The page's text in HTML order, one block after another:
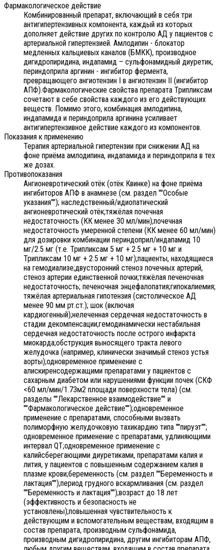
Фармакологическое действие
Комбинированный препарат, включающий в себя три
антигипертензивных компонента, каждый из которых
дополняет действие других по контролю АД у пациентов с
артериальной гипертензией. Амлодипин - блокатор
медленных кальциевых каналов (БМКК), производное
дигидропиридина, индапамид – сульфонамидный диуретик,
периндоприла аргинин - ингибитор фермента,
превращающего ангиотензин I в ангиотензин II (ингибитор
АПФ).Фармакологические свойства препарата Трипликсам
сочетают в себе свойства каждого из его действующих
веществ. Помимо этого, комбинация амлодипина,
индапамида и периндоприла аргинина усиливает
антигипертензивное действие каждого из компонентов.
Показания к применению
Терапия артериальной гипертензии при снижении АД на
фоне приёма амлодипина, индапамида и периндоприла в тех
же дозах.
Противопоказания
Ангионевротический отёк (отёк Квинке) на фоне приёма
ингибиторов АПФ в анамнезе (см. раздел ""Особые
указания""); наследственный/идиопатический
ангионевротический отёк;тяжёлая почечная
недостаточность (КК менее 30 мл/мин);почечная
недостаточность умеренной степени (КК менее 60 мл/мин)
для дозировки комбинации периндоприл/индапамид 10
мг/2.5 мг (т.е. Трипликсам 5 мг + 2.5 мг + 10 мг и
Трипликсам 10 мг + 2.5 мг + 10 мг);пациенты, находящиеся
на гемодиализе;двусторонний стеноз почечных артерий,
стеноз артерии единственной почки;тяжёлая печеночная
недостаточность; печеночная энцефалопатия;гипокалиемия;
тяжёлая артериальная гипотензия (систолическое АД
менее 90 мм рт.ст.); шок (включая
кардиогенный);нелеченная сердечная недостаточность в
стадии декомпенсации;гемодинамически нестабильная
сердечная недостаточность после острого инфаркта
миокарда;обструкция выносящего тракта левого
желудочка (например, клинически значимый стеноз устья
аорты);одновременное применение с
алискиренсодержащими препаратами у пациентов с
сахарным диабетом или нарушениями функции почек (СКФ
<60 мл/мин/1.73м2 площади поверхности тела) (см.
разделы ""Лекарственное взаимодействие"" и
""Фармакологическое действие"");одновременное
применение с препаратами, способными вызвать
полиморфную желудочковую тахикардию типа ""пируэт"";
одновременное применение с препаратами, удлиняющими
интервал QT;одновременное применение с
калийсберегающими диуретиками, препаратами калия и
лития, у пациентов с повышенным содержанием калия в
плазме крови;беременность (см. раздел ""Беременность и
лактация"");период грудного вскармливания (см. раздел
""Беременность и лактация"");возраст до 18 лет
(эффективность и безопасность не
установлены);повышенная чувствительность к
действующим и вспомогательным веществам, входящим в
состав препарата, производным сульфонамида,
производным дигидропиридина, другим ингибиторам АПФ,